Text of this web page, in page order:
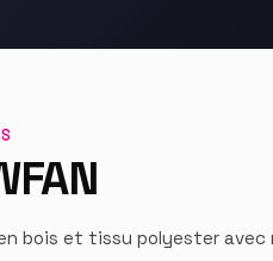
bois et tissu polyester